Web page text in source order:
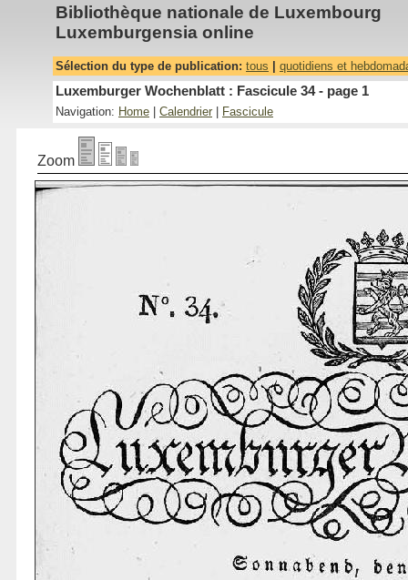
Bibliothèque nationale de Luxembourg
Luxemburgensia online
Sélection du type de publication: tous quotidiens et
Luxemburger Wochenblatt : Fascicule 34 - page 1
Navigation: Home Calendrier Fascicule
Zoom